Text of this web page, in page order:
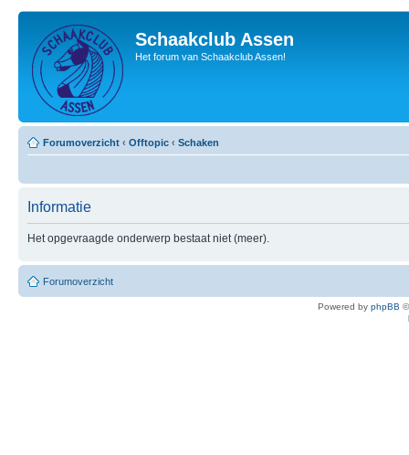
Schaakclub Assen
Het forum van Schaakclub Assen!
Forumoverzicht ‹ Offtopic ‹ Schaken
Informatie
Het opgevraagde onderwerp bestaat niet (meer).
Forumoverzicht
Powered by phpBB